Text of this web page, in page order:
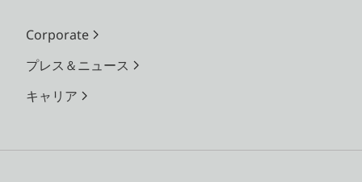
Corporate
プレス＆ニュース
キャリア